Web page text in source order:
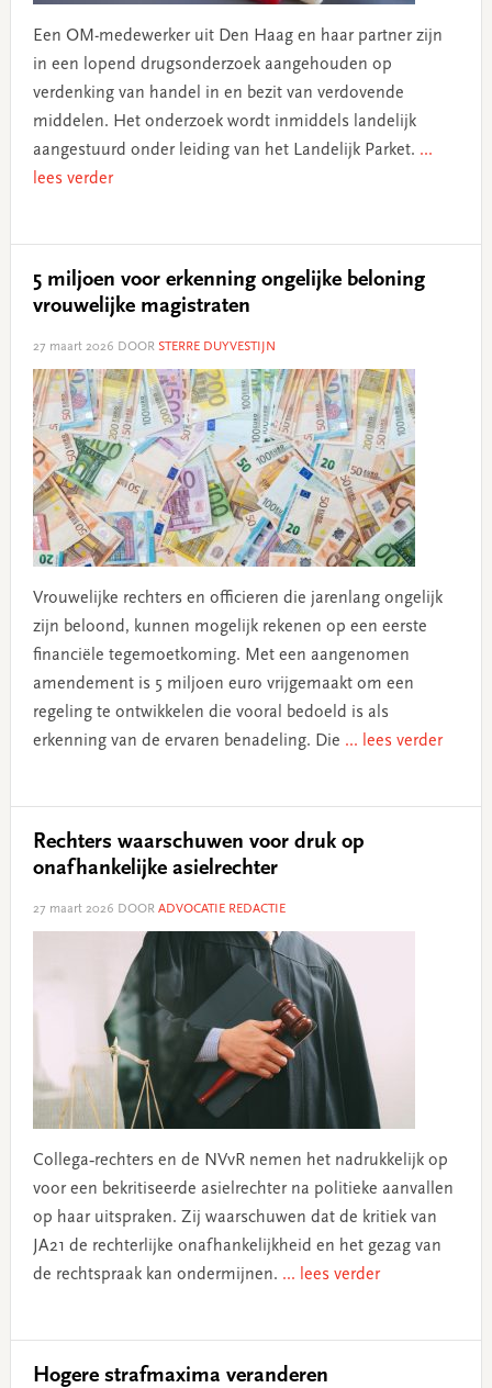
Een OM-medewerker uit Den Haag en haar partner zijn
in een lopend drugsonderzoek aangehouden op
verdenking van handel in en bezit van verdovende
middelen. Het onderzoek wordt inmiddels landelijk
aangestuurd onder leiding van het Landelijk Parket. ...
lees verder
5 miljoen voor erkenning ongelijke beloning
vrouwelijke magistraten
27 maart 2026 DOOR STERRE DUYVESTIJN
Vrouwelijke rechters en officieren die jarenlang ongelijk
zijn beloond, kunnen mogelijk rekenen op een eerste
financiële tegemoetkoming. Met een aangenomen
amendement is 5 miljoen euro vrijgemaakt om een
regeling te ontwikkelen die vooral bedoeld is als
erkenning van de ervaren benadeling. Die ... lees verder
Rechters waarschuwen voor druk op
onafhankelijke asielrechter
27 maart 2026 DOOR ADVOCATIE REDACTIE
Collega‑rechters en de NVvR nemen het nadrukkelijk op
voor een bekritiseerde asielrechter na politieke aanvallen
op haar uitspraken. Zij waarschuwen dat de kritiek van
JA21 de rechterlijke onafhankelijkheid en het gezag van
de rechtspraak kan ondermijnen. ... lees verder
Hogere strafmaxima veranderen